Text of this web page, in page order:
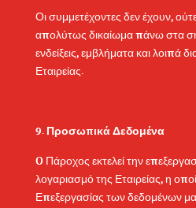
Οι συμμετέχοντες δεν έχουν,
απολύτως δικαίωμα πάνω στα
ενδείξεις, εμβλήματα και λοιπά
Εταιρείας.
Προσωπικά Δεδομένα
O Πάροχος εκτελεί την
λογαριασμό της Εταιρείας, η
Επεξεργασίας των δεδομένων